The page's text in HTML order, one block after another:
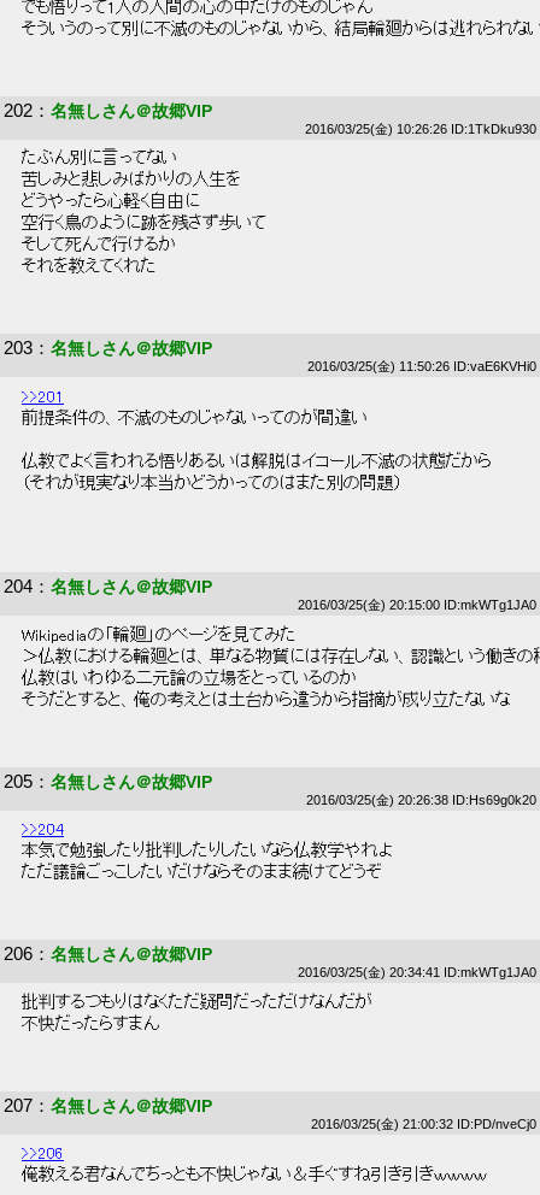
でも悟りって1人の人間の心の中だけのものじゃん
そういうのって別に不滅のものじゃないから、結局輪廻からは逃れられな
202 ： 名無しさん＠故郷VIP
2016/03/25(金) 10:26:26 ID:1TkDku930
たぶん別に言ってない
苦しみと悲しみばかりの人生を
どうやったら心軽く自由に
空行く鳥のように跡を残さず歩いて
そして死んで行けるか
それを教えてくれた
203 ： 名無しさん＠故郷VIP
2016/03/25(金) 11:50:26 ID:vaE6KVHi0
>>201
前提条件の、不滅のものじゃないってのが間違い
仏教でよく言われる悟りあるいは解脱はイコール不滅の状態だから
（それが現実なり本当かどうかってのはまた別の問題）
204 ： 名無しさん＠故郷VIP
2016/03/25(金) 20:15:00 ID:mkWTg1JA0
Wikipediaの「輪廻」のページを見てみた
＞仏教における輪廻とは、単なる物質には存在しない、認識という働き
仏教はいわゆる二元論の立場をとっているのか
そうだとすると、俺の考えとは土台から違うから指摘が成り立たないな
205 ： 名無しさん＠故郷VIP
2016/03/25(金) 20:26:38 ID:Hs69g0k20
>>204
本気で勉強したり批判したりしたいなら仏教学やれよ
ただ議論ごっこしたいだけならそのまま続けてどうぞ
206 ： 名無しさん＠故郷VIP
2016/03/25(金) 20:34:41 ID:mkWTg1JA0
批判するつもりはなくただ疑問だっただけなんだが
不快だったらすまん
207 ： 名無しさん＠故郷VIP
2016/03/25(金) 21:00:32 ID:PD/nveCj0
>>206
俺教える君なんでちっとも不快じゃない＆手ぐすね引き引きｗｗｗｗ